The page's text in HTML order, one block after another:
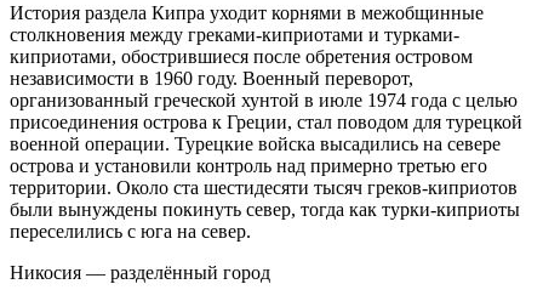
История раздела Кипра уходит корнями в межобщинные
столкновения между греками-киприотами и турками-
киприотами, обострившиеся после обретения островом
независимости в 1960 году. Военный переворот,
организованный греческой хунтой в июле 1974 года с целью
присоединения острова к Греции, стал поводом для турецкой
военной операции. Турецкие войска высадились на севере
острова и установили контроль над примерно третью его
территории. Около ста шестидесяти тысяч греков-киприотов
были вынуждены покинуть север, тогда как турки-киприоты
переселились с юга на север.
Никосия — разделённый город